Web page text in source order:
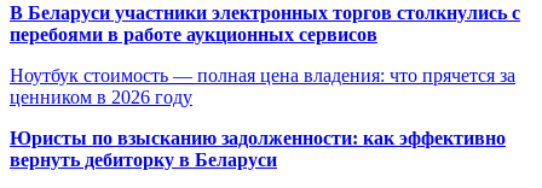
В Беларуси участники электронных торгов столкнулись с
перебоями в работе аукционных сервисов
Ноутбук стоимость — полная цена владения: что прячется за
ценником в 2026 году
Юристы по взысканию задолженности: как эффективно
вернуть дебиторку в Беларуси